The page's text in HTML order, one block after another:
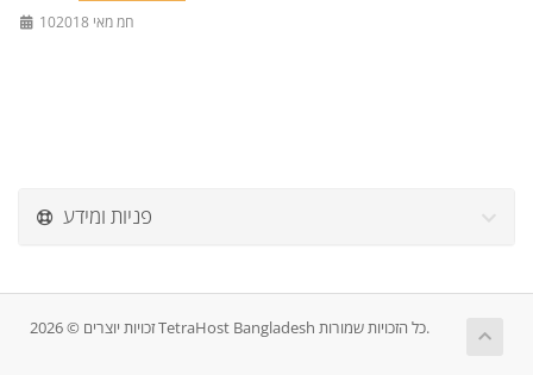
10חמ מאי 2018
פניות ומידע
זכויות יוצרים © 2026 TetraHost Bangladesh כל הזכויות שמורות.